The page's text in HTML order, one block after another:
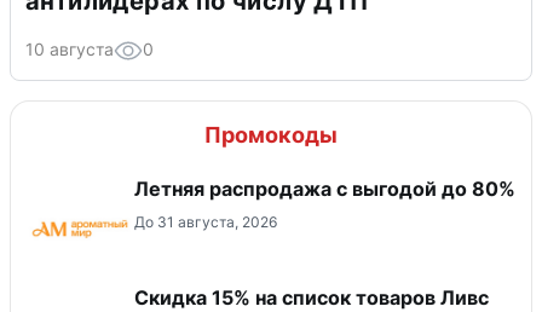
10 августа 0
Промокоды
Летняя распродажа с выгодой до 80%
До 31 августа, 2026
Скидка 15% на список товаров Ливс